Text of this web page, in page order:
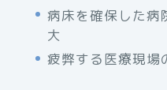
病床を確保した病
大
疲弊する医療現場